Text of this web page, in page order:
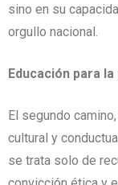
sino en su
orgullo nacional.
Educación para la
El segundo
cultural y
se trata solo de